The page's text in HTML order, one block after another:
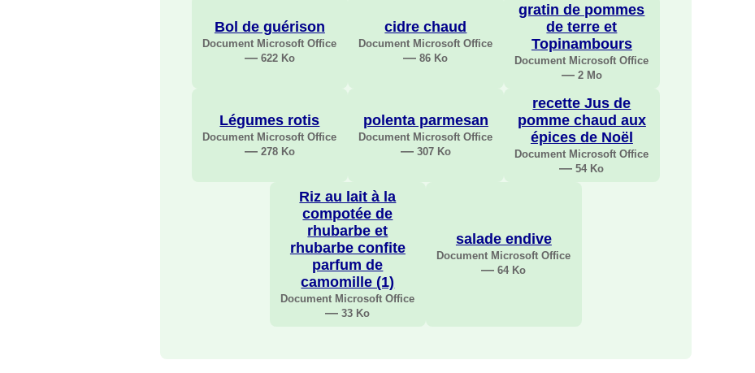
Bol de guérison
Document Microsoft Office
— 622 Ko
cidre chaud
Document Microsoft Office
—86 Ko
gratin de pommes
de terre et
Topinambours
Document Microsoft Office
— 2 Mo
Légumes rotis
Document Microsoft Office
— 278 Ko
polenta parmesan
Document Microsoft Office
— 307 Ko
recette Jus de
pomme chaud aux
épices de Noël
Document Microsoft Office
—54 Ko
Riz au lait à la
compotée de
rhubarbe et
rhubarbe confite
parfum de
camomille (1)
Document Microsoft Office
—33 Ko
salade endive
Document Microsoft Office
—64 Ko